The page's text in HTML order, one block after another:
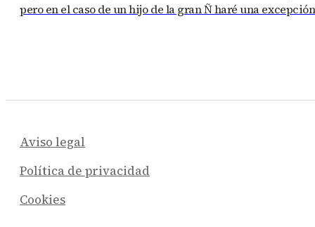
pero en el caso de un hijo de la gran Ñ haré una
Aviso legal
Política de privacidad
Cookies